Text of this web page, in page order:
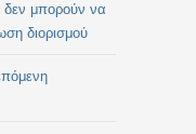
δεν μπορούν να
διορισμού